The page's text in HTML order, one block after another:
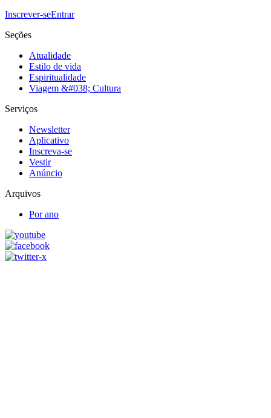
Inscrever-seEntrar
Seções
Atualidade
Estilo de vida
Espiritualidade
Viagem &#038; Cultura
Serviços
Newsletter
Aplicativo
Inscreva-se
Vestir
Anúncio
Arquivos
Por ano